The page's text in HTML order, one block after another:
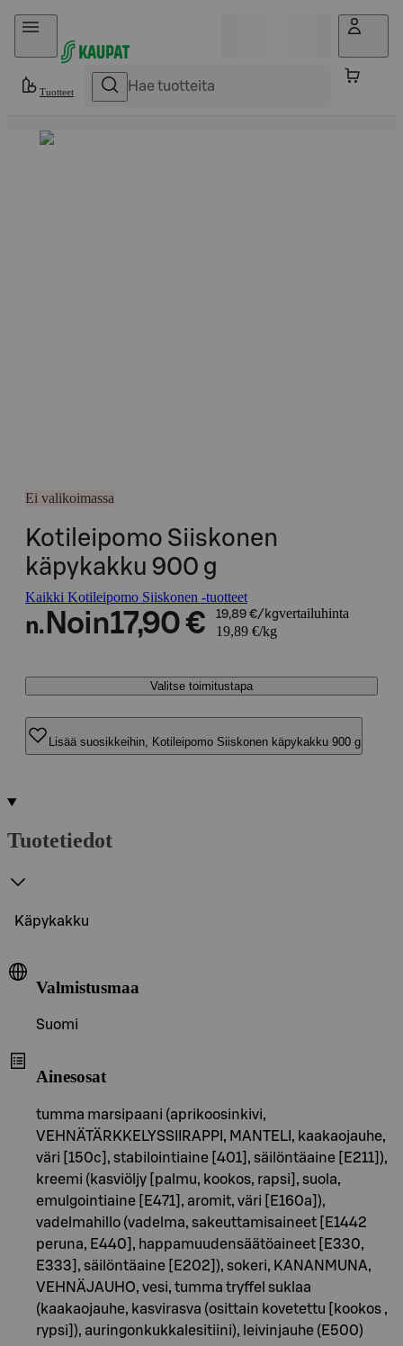
Hyppää sisältöön
Tuotteet
Ei valikoimassa
Kotileipomo Siiskonen
käpykakku 900 g
Kaikki Kotileipomo Siiskonen -tuotteet
n. Noin17,90 € 19,89 €/kgvertailuhinta
19,89 €/kg
Valitse toimitustapa
Lisää suosikkeihin, Kotileipomo Siiskonen käpykakku 900 g
Tuotetiedot
Käpykakku
Valmistusmaa
Suomi
Ainesosat
tumma marsipaani (aprikoosinkivi,
VEHNÄTÄRKKELYSSIIRAPPI, MANTELI, kaakaojauhe,
väri [150c], stabilointiaine [401], säilöntäaine [E211]),
kreemi (kasviöljy [palmu, kookos, rapsi], suola,
emulgointiaine [E471], aromit, väri [E160a]),
vadelmahillo (vadelma, sakeuttamisaineet [E1442
peruna, E440], happamuudensäätöaineet [E330,
E333], säilöntäaine [E202]), sokeri, KANANMUNA,
VEHNÄJAUHO, vesi, tumma tryffel suklaa
(kaakaojauhe, kasvirasva (osittain kovetettu [kookos ,
rypsi]), auringonkukkalesitiini), leivinjauhe (E500)